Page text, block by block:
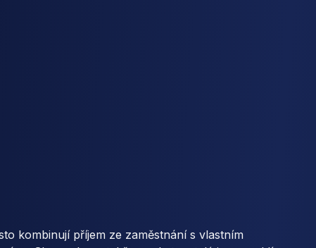
kombinují příjem ze zaměstnání s vlastním